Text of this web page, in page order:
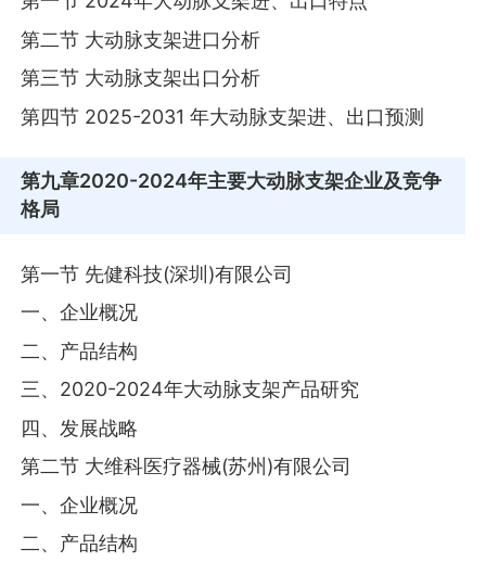
第二节 大动脉支架进口分析
第三节 大动脉支架出口分析
第四节 2025-2031 年大动脉支架进、出口预测
第九章2020-2024年主要大动脉支架企业及竞争
格局
第一节 先健科技(深圳)有限公司
一、企业概况
二、产品结构
三、2020-2024年大动脉支架产品研究
四、发展战略
第二节 大维科医疗器械(苏州)有限公司
一、企业概况
二、产品结构